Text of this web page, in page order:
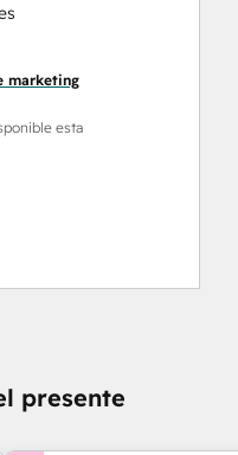
marketing
esta
presente